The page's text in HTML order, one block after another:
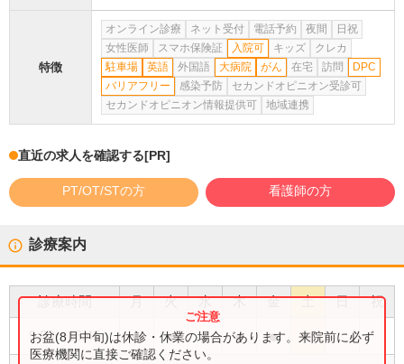
特徴
オンライン診療 ネット受付 電話予約 夜間
日祝
女性医師
スマホ保険証 入院可 キッズ
クレカ
駐車場
英語 外国語 大病院 がん 在宅 訪問
DPC
バリアフリー
感染予防
セカンドオピニオン受診可
セカンドオピニオン情報提供可
地域連携
直近の求人を確認する[PR]
PT/OT/STの方 看護師の方
診療案内
診療時間 月 火 水 木 金 土 日 祝
9:00〜 16:45 ● ● ● ● ●
お盆(8月中旬)は休診・休業の場合があります。来院前に必ず
医療機関に直接ご確認ください。